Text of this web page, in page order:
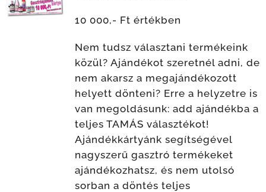
10 000,- Ft értékben
Nem tudsz választani termékeink
közül? Ajándékot szeretnél adni, de
nem akarsz a megajándékozott
helyett dönteni? Erre a helyzetre is
van megoldásunk: add ajándékba a
teljes TAMÁS választékot!
Ajándékkártyánk segítségével
nagyszerű gasztró termékeket
ajándékozhatsz, és nem utolsó
sorban a döntés teljes